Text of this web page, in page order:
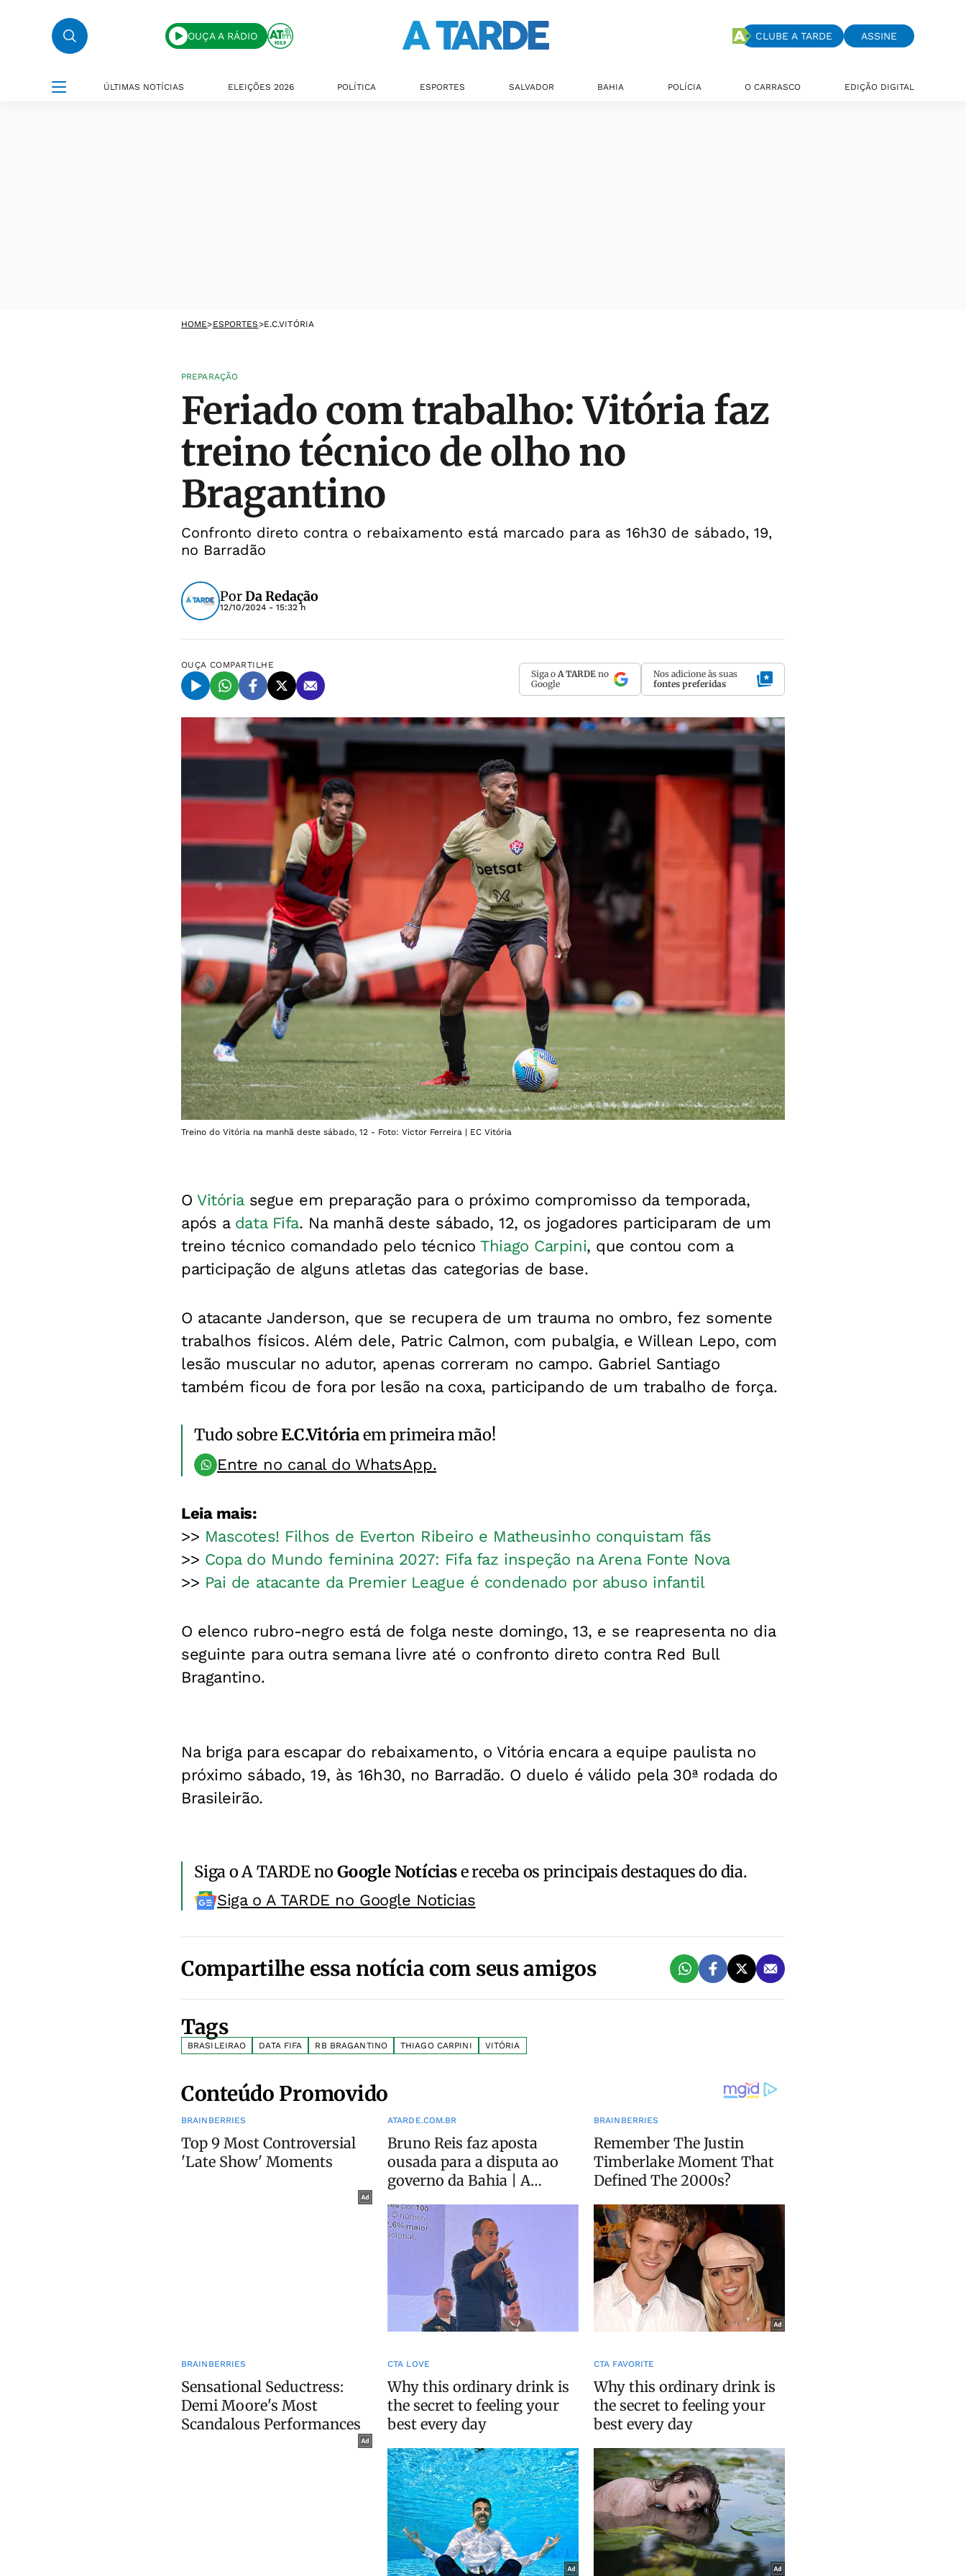
OUÇA A RÁDIO CLUBE A TARDE ASSINE
ÚLTIMAS NOTÍCIAS ELEIÇÕES 2026 POLÍTICA ESPORTES SALVADOR BAHIA POLÍCIA O CARRASCO EDIÇÃO DIGITAL
HOME>ESPORTES>E.C.VITÓRIA
PREPARAÇÃO
Feriado com trabalho: Vitória faz
treino técnico de olho no
Bragantino
Confronto direto contra o rebaixamento está marcado para as 16h30 de sábado, 19,
no Barradão
PorDa Redação
12/10/2024 - 15:32 h
OUÇA COMPARTILHE
Siga o A TARDE no
Google
Nos adicione às suas
fontes preferidas
Treino do Vitória na manhã deste sábado, 12 - Foto: Victor Ferreira | EC Vitória
OVitóriasegue em preparação para o próximo compromisso da temporada,
após a data Fifa. Na manhã deste sábado, 12, os jogadores participaram de um
treino técnico comandado pelo técnicoThiago Carpini, que contou com a
participação de alguns atletas das categorias de base.
O atacante Janderson, que se recupera de um trauma no ombro, fez somente
trabalhos físicos. Além dele, Patric Calmon, com pubalgia, e Willean Lepo, com
lesão muscular no adutor, apenas correram no campo. Gabriel Santiago
também ficou de fora por lesão na coxa, participando de um trabalho de força.
Tudo sobreE.C.Vitóriaem primeira mão!
Entre no canal do WhatsApp.
Leia mais:
>> Mascotes! Filhos de Everton Ribeiro e Matheusinho conquistam fãs
>> Copa do Mundo feminina 2027: Fifa faz inspeção na Arena Fonte Nova
>> Pai de atacante da Premier League é condenado por abuso infantil
O elenco rubro-negro está de folga neste domingo, 13, e se reapresenta no dia
seguinte para outra semana livre até o confronto direto contra Red Bull
Bragantino.
Na briga para escapar do rebaixamento, o Vitória encara a equipe paulista no
próximo sábado, 19, às 16h30, no Barradão. O duelo é válido pela 30ª rodada do
Brasileirão.
Siga o A TARDE noGoogle Notíciase receba os principais destaques do dia.
Siga o A TARDE no Google Noticias
Compartilhe essa notícia com seus amigos
Tags
BRASILEIRAO DATA FIFA RB BRAGANTINO THIAGO CARPINI VITÓRIA